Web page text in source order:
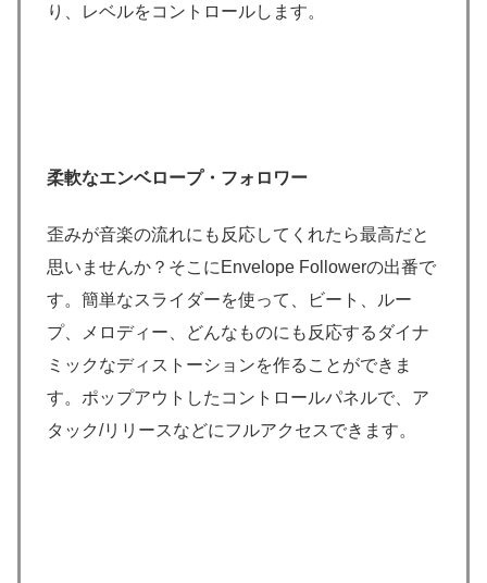
り、レベルをコントロールします。
柔軟なエンベロープ・フォロワー
歪みが音楽の流れにも反応してくれたら最高だと
思いませんか？そこにEnvelope Followerの出番で
す。簡単なスライダーを使って、ビート、ルー
プ、メロディー、どんなものにも反応するダイナ
ミックなディストーションを作ることができま
す。ポップアウトしたコントロールパネルで、ア
タック/リリースなどにフルアクセスできます。